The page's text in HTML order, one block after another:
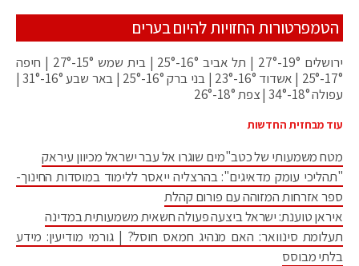
הטמפרטורות החזויות להיום בערים
ירושלים 19°-27° | תל אביב 16°-25° | בית שמש 15°-27° | חיפה
17°-25° | אשדוד 16°-23° | בני ברק 16°-25° | באר שבע 16°-31° |
עפולה 18°-34° | צפת 18°-26°
עוד מבחזית החדשות
מטח משמעותי של כטב"מים שוגרו אל עבר ישראל מכיוון עיראק
"תהליכי עומק מדאיגים": בהרצליה ייאסר ללימוד במוסדות החינוך-
ספר אזרחות המזוהה עם פורום קהלת
איראן טוענת: ישראל ביצעה פעולה חשאית משמעותית במדינה
תעלומת סינוואר: האם מנהיג חמאס חוסל? | גורמי מודיעין: מידע
בלתי מבוסס